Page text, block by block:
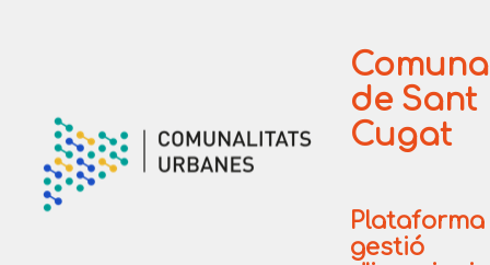
de Sant
Cugat
Plataforma
gestió